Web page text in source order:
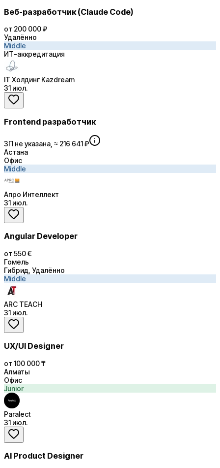
Веб-разработчик (Claude Code)
от 200 000 ₽
Удалённо
Middle
ИТ-аккредитация
IT Холдинг Kazdream
31 июл.
Frontend разработчик
ЗП не указана, ≈ 216 641 ₽
Астана
Офис
Middle
Апро Интеллект
31 июл.
Angular Developer
от 550 €
Гомель
Гибрид, Удалённо
Middle
ARC TEACH
31 июл.
UX/UI Designer
от 100 000 ₸
Алматы
Офис
Junior
Paralect
31 июл.
AI Product Designer